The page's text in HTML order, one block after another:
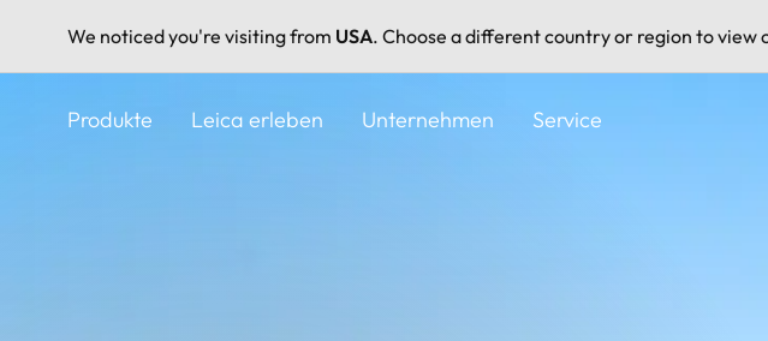
We noticed you're visiting from USA. Choose a different country or region to
Produkte Leica erleben Unternehmen Service